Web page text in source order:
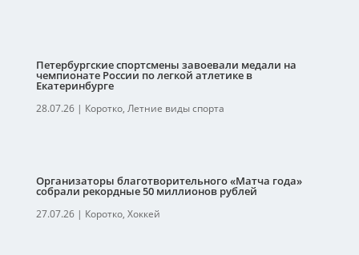
Петербургские спортсмены завоевали медали на
чемпионате России по легкой атлетике в
Екатеринбурге
28.07.26| Коротко, Летние виды спорта
Организаторы благотворительного «Матча года»
собрали рекордные 50 миллионов рублей
27.07.26| Коротко, Хоккей